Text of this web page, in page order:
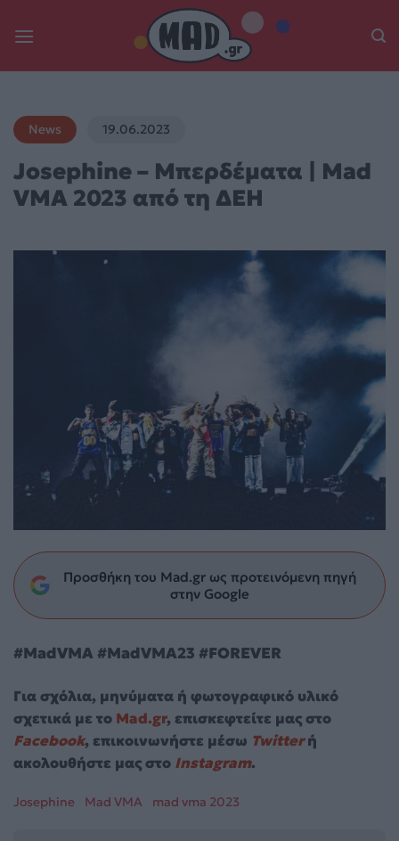
News 19.06.2023
Josephine – Μπερδέματα | Mad
VMA 2023 από τη ΔΕΗ
Προσθήκη του Mad.gr ως προτεινόμενη πηγή
στην Google
#MadVMA #MadVMA23 #FOREVER
Για σχόλια, μηνύματα ή φωτογραφικό υλικό
σχετικά με το Mad.gr, επισκεφτείτε μας στο
Facebook, επικοινωνήστε μέσω Twitterή
ακολουθήστε μας στο Instagram.
Josephine Mad VMA mad vma 2023